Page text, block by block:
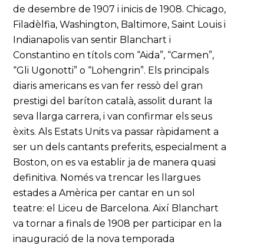
de desembre de 1907 i inicis de 1908. Chicago,
Filadèlfia, Washington, Baltimore, Saint Louis i
Indianapolis van sentir Blanchart i
Constantino en títols com “Aida”, “Carmen”,
“Gli Ugonotti” o “Lohengrin”. Els principals
diaris americans es van fer ressò del gran
prestigi del baríton català, assolit durant la
seva llarga carrera, i van confirmar els seus
èxits. Als Estats Units va passar ràpidament a
ser un dels cantants preferits, especialment a
Boston, on es va establir ja de manera quasi
definitiva. Només va trencar les llargues
estades a Amèrica per cantar en un sol
teatre: el Liceu de Barcelona. Així Blanchart
va tornar a finals de 1908 per participar en la
inauguració de la nova temporada